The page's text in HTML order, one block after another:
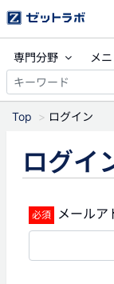
専門分野 メ
Top ログイン
ログイ
メールア